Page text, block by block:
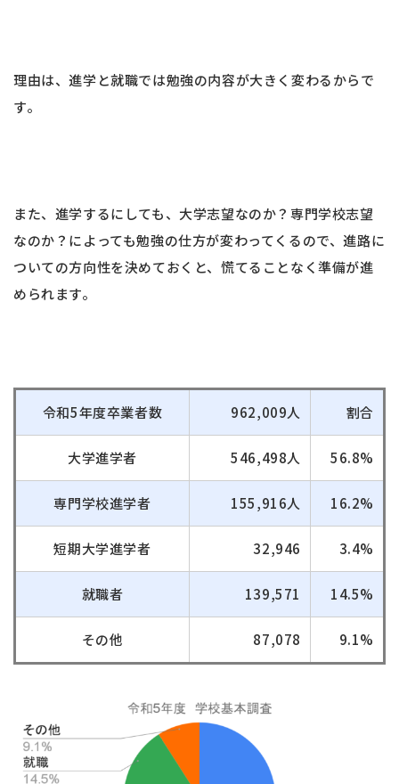
理由は、進学と就職では勉強の内容が大きく変わるからで
す。
また、進学するにしても、大学志望なのか？専門学校志望
なのか？によっても勉強の仕方が変わってくるので、進路に
ついての方向性を決めておくと、慌てることなく準備が進
められます。
令和5年度卒業者数 962,009人 割合
大学進学者 546,498人 56.8%
専門学校進学者 155,916人 16.2%
短期大学進学者 32,946 3.4%
就職者 139,571 14.5%
その他 87,078 9.1%